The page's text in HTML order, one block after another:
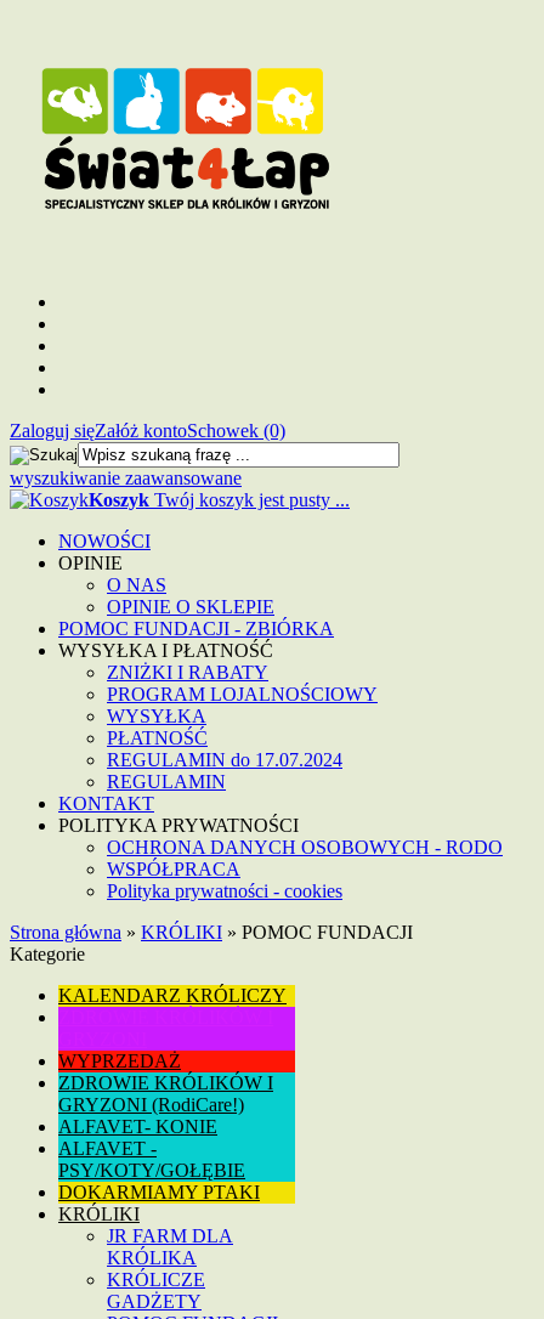
Zaloguj sięZałóż kontoSchowek (0)
wyszukiwanie zaawansowane
Koszyk Twój koszyk jest pusty ...
NOWOŚCI
OPINIE
O NAS
OPINIE O SKLEPIE
POMOC FUNDACJI - ZBIÓRKA
WYSYŁKA I PŁATNOŚĆ
ZNIŻKI I RABATY
PROGRAM LOJALNOŚCIOWY
WYSYŁKA
PŁATNOŚĆ
REGULAMIN do 17.07.2024
REGULAMIN
KONTAKT
POLITYKA PRYWATNOŚCI
OCHRONA DANYCH OSOBOWYCH - RODO
WSPÓŁPRACA
Polityka prywatności - cookies
Strona główna » KRÓLIKI » POMOC FUNDACJI
Kategorie
KALENDARZ KRÓLICZY
WYPRZEDAŻ
ZDROWIE KRÓLIKÓW I
GRYZONI (RodiCare!)
ALFAVET- KONIE
ALFAVET -
PSY/KOTY/GOŁĘBIE
DOKARMIAMY PTAKI
KRÓLIKI
JR FARM DLA
KRÓLIKA
KRÓLICZE
GADŻETY